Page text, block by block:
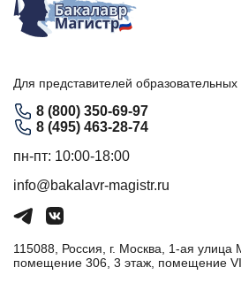
Для представителей образовательных
8 (800) 350-69-97
8 (495) 463-28-74
пн-пт: 10:00-18:00
info@bakalavr-magistr.ru
115088, Россия, г. Москва, 1-ая улица
помещение 306, 3 этаж, помещение